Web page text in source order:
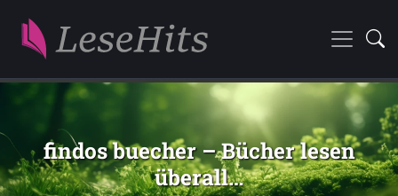
findos buecher – Bücher lesen
überall…